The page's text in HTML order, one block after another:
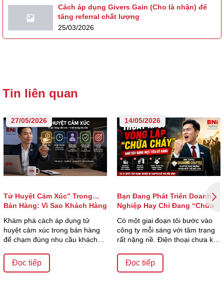
Cách áp dụng Givers Gain (Cho là nhận) để
tăng referral chất lượng
25/03/2026
Tin liên quan
27/05/2026
Tử Huyệt Cảm Xúc” Trong
Bán Hàng: Vì Sao Khách Hàng
Giây?
Khám phá cách áp dụng tử
huyệt cảm xúc trong bán hàng
để chạm đúng nhu cầu khách
Đọc tiếp
14/05/2026
Bạn Đang Phát Triển Doanh
Nghiệp Hay Chỉ Đang “Chữa
Có một giai đoạn tôi bước vào
công ty mỗi sáng với tâm trạng
rất nặng nề. Điện thoại chưa kịp
Đọc tiếp